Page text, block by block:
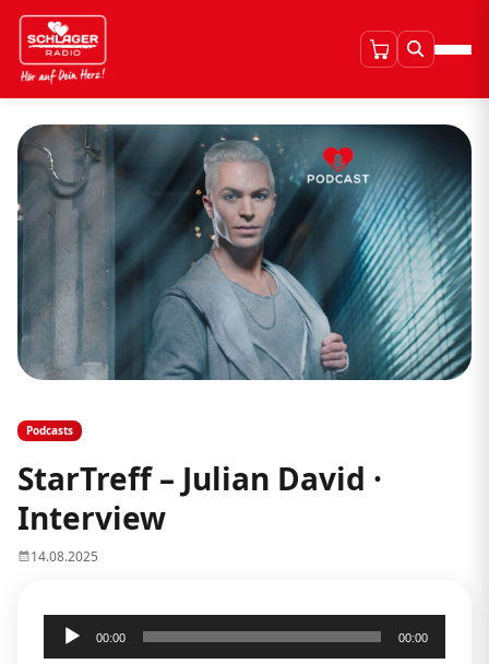
Podcasts
StarTreff – Julian David ·
Interview
14.08.2025
Audio-
Player
00:00 00:00